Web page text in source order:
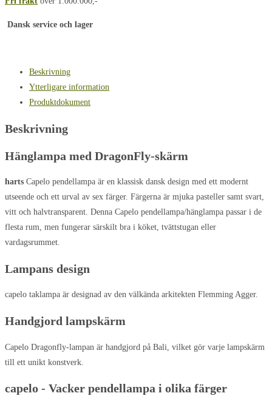
ledning
mängd
Dansk service och lager
Beskrivning
Ytterligare information
Produktdokument
Beskrivning
Hänglampa med DragonFly-skärm
harts Capelo pendellampa är en klassisk dansk design med ett modernt
utseende och ett urval av sex färger. Färgerna är mjuka pasteller samt svart,
vitt och halvtransparent. Denna Capelo pendellampa/hänglampa passar i de
flesta rum, men fungerar särskilt bra i köket, tvättstugan eller
vardagsrummet.
Lampans design
capelo taklampa är designad av den välkända arkitekten Flemming Agger.
Handgjord lampskärm
Capelo Dragonfly-lampan är handgjord på Bali, vilket gör varje lampskärm
till ett unikt konstverk.
capelo - Vacker pendellampa i olika färger